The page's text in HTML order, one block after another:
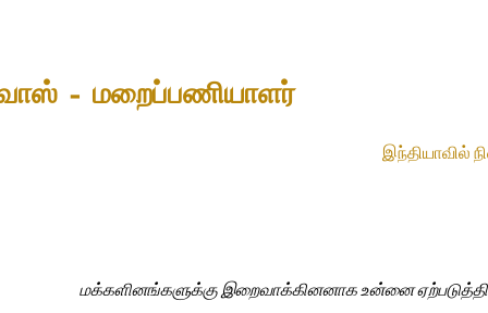
– மறைப்பணியாளர்
இந்தியாவில்
மக்களினங்களுக்கு இறைவாக்கினனாக உன்னை